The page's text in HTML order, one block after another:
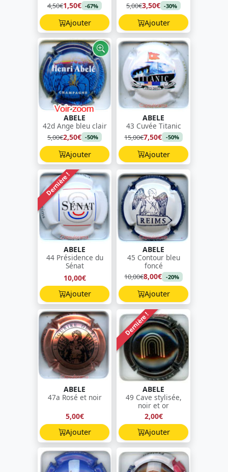
4,50€1,50€ -67%
Ajouter
5,00€3,50€ -30%
Ajouter
ABELE
42d Ange bleu clair
5,00€2,50€ -50%
Ajouter
ABELE
43 Cuvée Titanic
15,00€7,50€ -50%
Ajouter
Dernière !
ABELE
44 Présidence du
Sénat
10,00€
Ajouter
ABELE
45 Contour bleu
foncé
10,00€8,00€ -20%
Ajouter
ABELE
47a Rosé et noir
5,00€
Ajouter
Dernière !
ABELE
49 Cave stylisée,
noir et or
2,00€
Ajouter